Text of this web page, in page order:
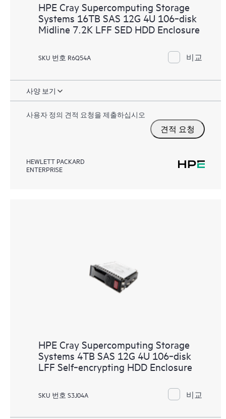
HPE Cray Supercomputing Storage
Systems 16TB SAS 12G 4U 106‑disk
Midline 7.2K LFF SED HDD Enclosure
SKU 번호 R6Q54A 비교
사양 보기
사용자 정의 견적 요청을 제출하십시오
견적 요청
HEWLETT PACKARD
ENTERPRISE
HPE Cray Supercomputing Storage
Systems 4TB SAS 12G 4U 106‑disk
LFF Self‑encrypting HDD Enclosure
SKU 번호 S3J04A 비교